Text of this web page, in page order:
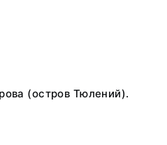
(остров Тюлений).